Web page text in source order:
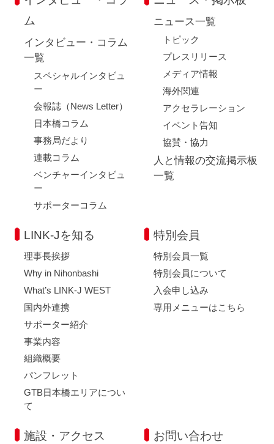
ム
インタビュー・コラム
一覧
スペシャルインタビュ
ー
会報誌（News Letter）
日本橋コラム
事務局だより
連載コラム
ベンチャーインタビュ
ー
サポーターコラム
ニュース一覧
トピック
プレスリリース
メディア情報
海外関連
アクセラレーション
イベント告知
協賛・協力
人と情報の交流掲示板
一覧
LINK-Jを知る
理事長挨拶
Why in Nihonbashi
What’s LINK-J WEST
国内外連携
サポーター紹介
事業内容
組織概要
パンフレット
GTB日本橋エリアについ
て
特別会員
特別会員一覧
特別会員について
入会申し込み
専用メニューはこちら
施設・アクセス お問い合わせ